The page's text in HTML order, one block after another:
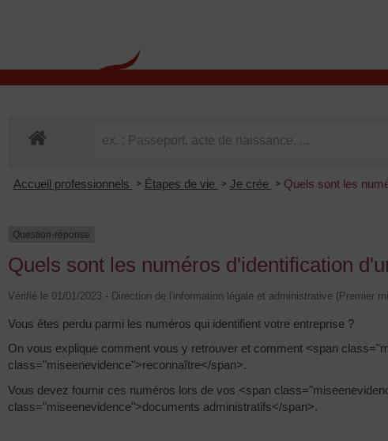
Accueil professionnels > Étapes de vie > Je crée > Quels sont les
Question-réponse
Quels sont les numéros d'identification
Vérifié le 01/01/2023 - Direction de l'information légale et administrative (Premier
Vous êtes perdu parmi les numéros qui identifient votre entreprise ?
On vous explique comment vous y retrouver et comment <span
class="miseenevidence">reconnaître</span>.
Vous devez fournir ces numéros lors de vos <span
class="miseenevidence">documents administratifs</span>.